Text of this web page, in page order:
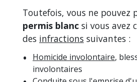
Toutefois, vous ne pouvez
permis blanc si vous avez
des infractions suivantes :
Homicide involontaire,
involontaires